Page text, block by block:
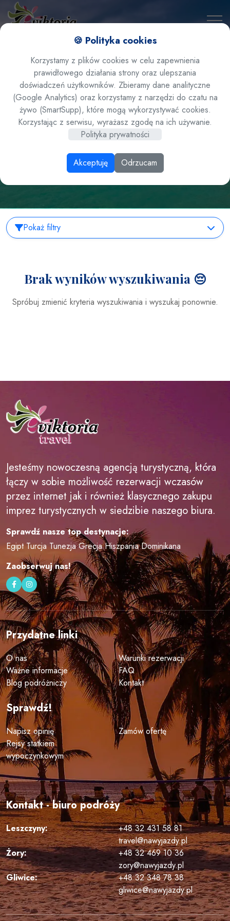
🍪 Polityka cookies
Korzystamy z plików cookies w celu zapewnienia
prawidłowego działania strony oraz ulepszania
doświadczeń użytkowników. Zbieramy dane analityczne
(Google Analytics) oraz korzystamy z narzędzi do czatu na
żywo (SmartSupp), które mogą wykorzystywać cookies.
Korzystając z serwisu, wyrażasz zgodę na ich używanie.
Polityka prywatności
Akceptuję Odrzucam
Wyniki wyszukiwania
Pokaż filtry
Brak wyników wyszukiwania 😔
Spróbuj zmienić kryteria wyszukiwania i wyszukaj ponownie.
Jesteśmy nowoczesną agencją turystyczną, która
łączy w sobie możliwość rezerwacji wczasów
przez internet jak i również klasycznego zakupu
imprez turystycznych w siedzibie naszego biura.
Sprawdź nasze top destynacje:
Egipt Turcja Tunezja Grecja Hiszpania Dominikana
Zaobserwuj nas!
Przydatne linki
O nas
Warunki rezerwacji
Ważne informacje
FAQ
Blog podróżniczy
Kontakt
Sprawdź!
Napisz opinię
Zamów ofertę
Rejsy statkiem
wypoczynkowym
Kontakt - biuro podróży
Leszczyny:
+48 32 431 58 81
travel@nawyjazdy.pl
Żory:
+48 32 469 10 36
zory@nawyjazdy.pl
Gliwice:
+48 32 348 78 38
gliwice@nawyjazdy.pl